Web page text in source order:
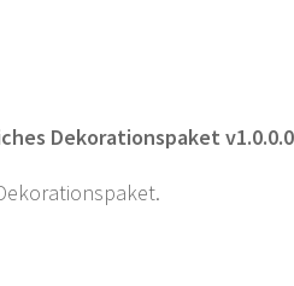
Dekorationspaket v1.0.0.0